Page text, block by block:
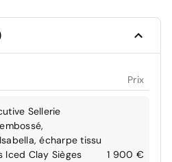
Prix
Sellerie
écharpe tissu
Iced Clay Sièges
1 900 €